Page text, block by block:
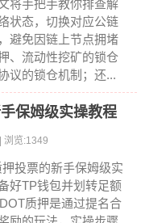
将手把手教你排查解
状态，切换对应公链
避免因链上节点拥堵
、流动性挖矿的锁仓
议的锁仓机制；还...
保姆级实操教程
| 浏览:1349
投票的新手保姆级实
好TP钱包并划转足额
质押是通过提名合